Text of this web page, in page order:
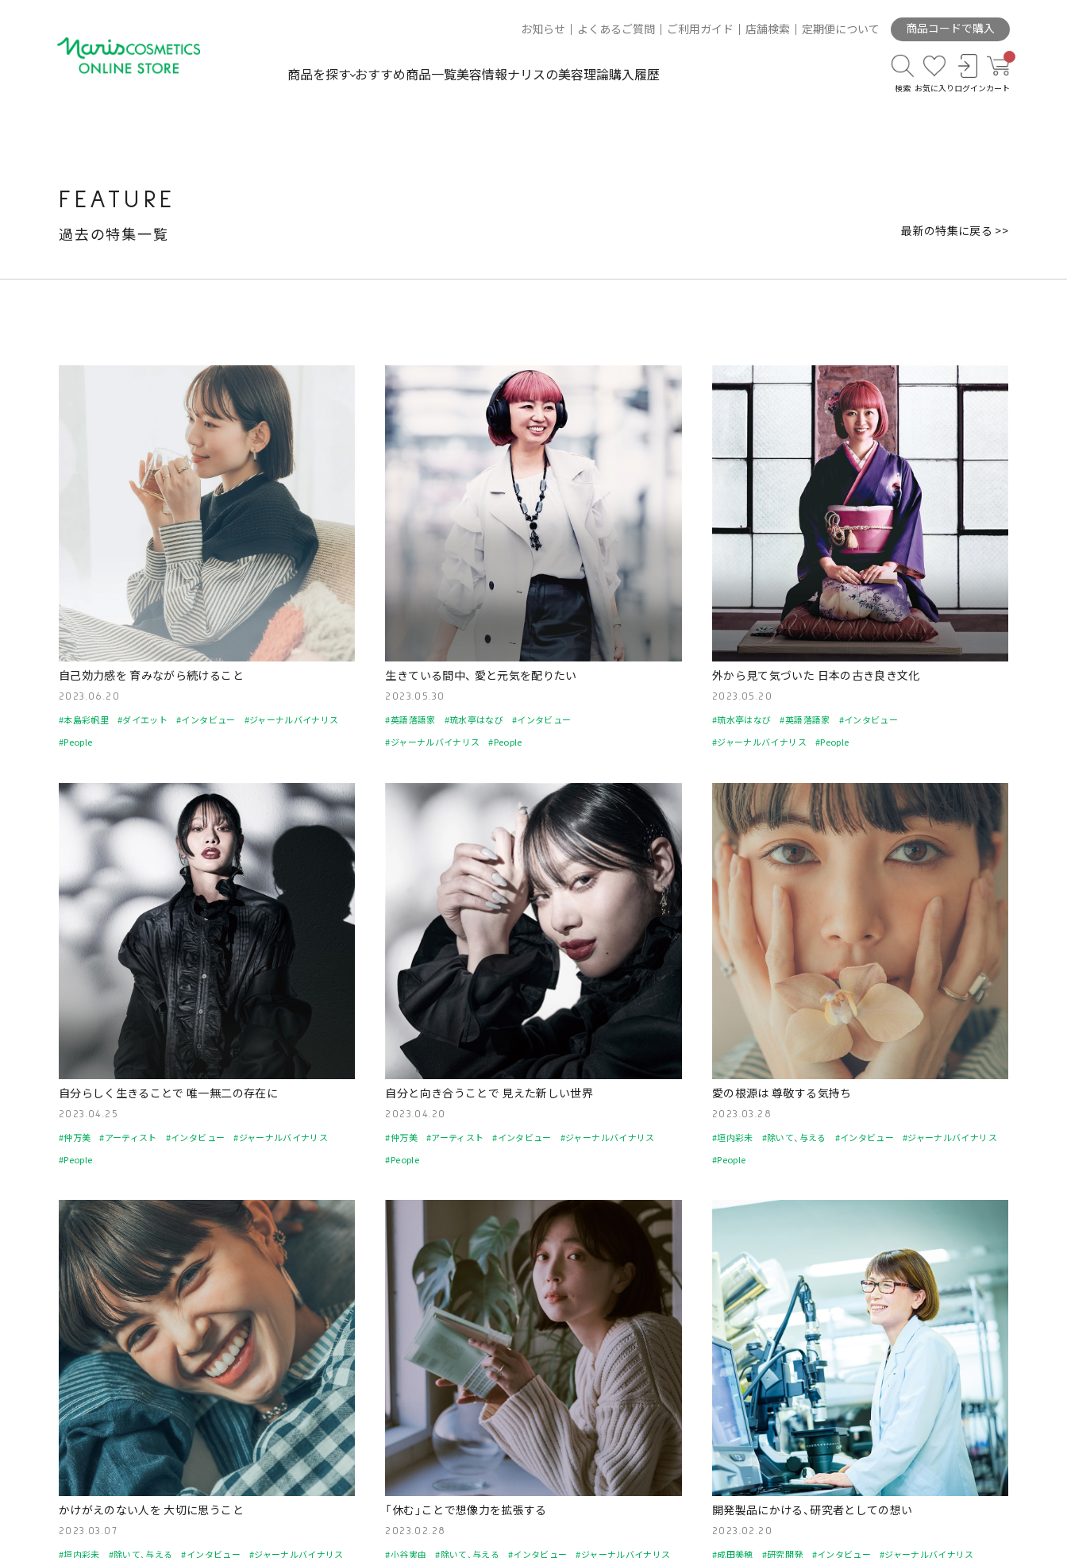
お知らせ よくあるご質問 ご利用ガイド 店舗検索 定期便について 商品コードで購入
商品を探す おすすめ商品一覧美容情報ナリスの美容理論購入履歴
検索 お気に入り ログイン カート
FEATURE
過去の特集一覧 最新の特集に戻る >>
自己効力感を 育みながら続けること
2023.06.20
#本島彩帆里 #ダイエット #インタビュー
#ジャーナルバイナリス
#People
生きている間中、 愛と元気を配りたい
2023.05.30
#英語落語家 #琉水亭はなび
#インタビュー
#ジャーナルバイナリス
#People
外から見て気づいた 日本の古き良き文化
2023.05.20
#琉水亭はなび #英語落語家
#インタビュー
#ジャーナルバイナリス
#People
自分らしく生きることで 唯一無二の存在に
2023.04.25
#仲万美 #アーティスト #インタビュー
#ジャーナルバイナリス
#People
自分と向き合うことで 見えた新しい世界
2023.04.20
#仲万美 #アーティスト #インタビュー
#ジャーナルバイナリス
#People
愛の根源は 尊敬する気持ち
2023.03.28
#垣内彩未 #除いて、与える #インタビュー
#ジャーナルバイナリス
#People
かけがえのない人を 大切に思うこと
2023.03.07
#垣内彩未 #除いて、与える #インタビュー
#ジャーナルバイナリス
「休む」ことで想像力を拡張する
2023.02.28
#小谷実由 #除いて、与える #インタビュー
#ジャーナルバイナリス
開発製品にかける、研究者としての想い
2023.02.20
#成田美穂 #研究開発 #インタビュー
#ジャーナルバイナリス